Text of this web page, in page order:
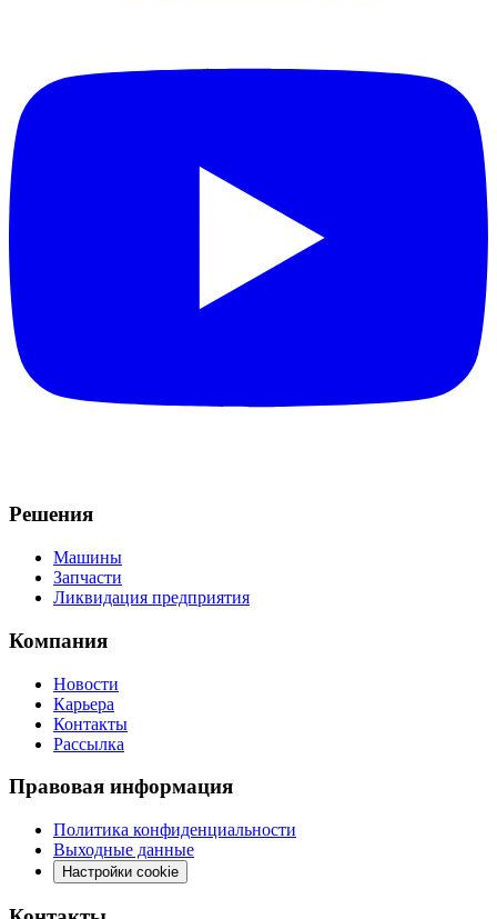
Решения
Машины
Запчасти
Ликвидация предприятия
Компания
Новости
Карьера
Контакты
Рассылка
Правовая информация
Политика конфиденциальности
Выходные данные
Настройки cookie